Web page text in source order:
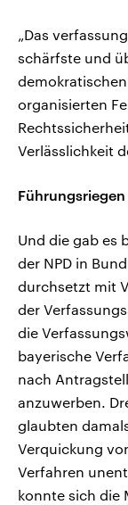
„Das
schärfste und
organisierten
Verlässlichkeit
Und die gab es
der NPD in
durchsetzt mit
der
die
bayerische
nach
anzuwerben.
glaubten
Verquickung
Verfahren
konnte sich die